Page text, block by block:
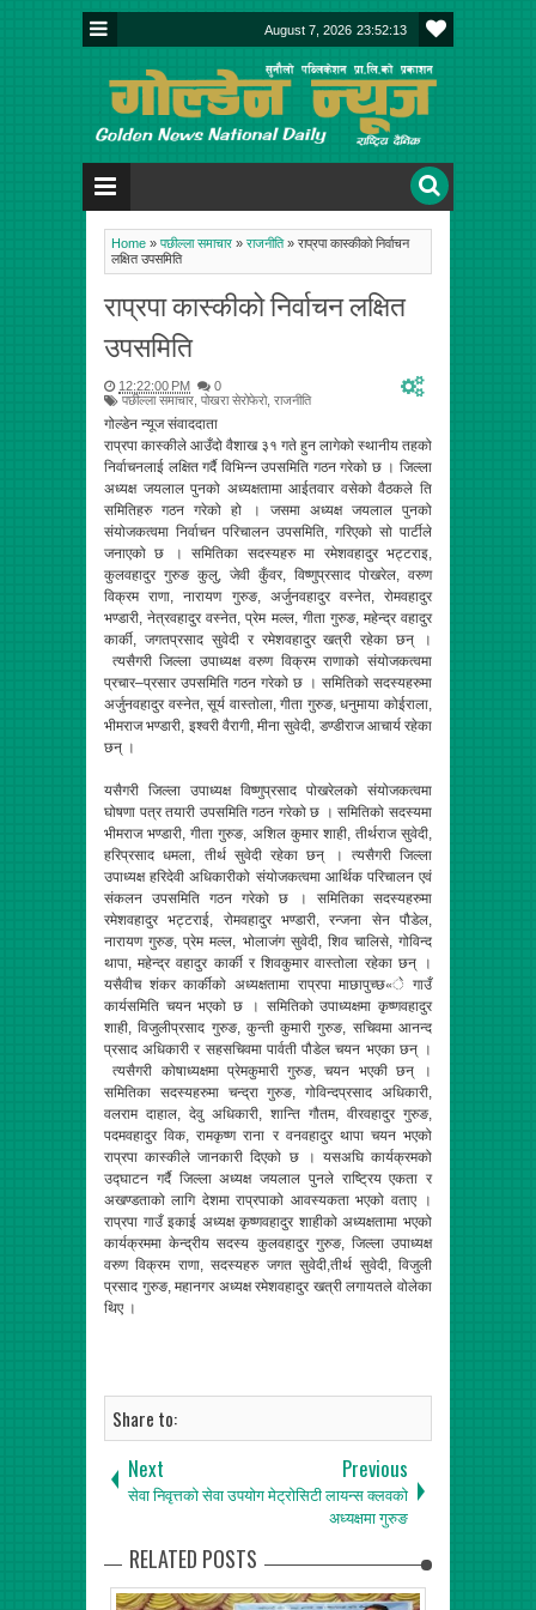
August 7, 2026 23:52:13
Home » पछील्ला समाचार » राजनीति » राप्रपा कास्कीको निर्वाचन
लक्षित उपसमिति
राप्रपा कास्कीको निर्वाचन लक्षित
उपसमिति
12:22:00 PM
0
पछील्ला समाचार पोखरा सेरोफेरो, राजनीति
गोल्डेन न्यूज संवाददाता
राप्रपा कास्कीले आउँदो वैशाख ३१ गते हुन लागेको स्थानीय तहको
निर्वाचनलाई लक्षित गर्दै विभिन्न उपसमिति गठन गरेको छ । जिल्ला
अध्यक्ष जयलाल पुनको अध्यक्षतामा आईतवार वसेको वैठकले ति
समितिहरु गठन गरेको हो । जसमा अध्यक्ष जयलाल पुनको
संयोजकत्वमा निर्वाचन परिचालन उपसमिति, गरिएको सो पार्टीले
जनाएको छ । समितिका सदस्यहरु मा रमेशवहादुर भट्टराइ,
कुलवहादुर गुरुङ कुलु, जेवी कुँवर, विष्णुप्रसाद पोखरेल, वरुण
विक्रम राणा, नारायण गुरुङ, अर्जुनवहादुर वस्नेत, रोमवहादुर
भण्डारी, नेत्रवहादुर वस्नेत, प्रेम मल्ल, गीता गुरुङ, महेन्द्र वहादुर
कार्की, जगतप्रसाद सुवेदी र रमेशवहादुर खत्री रहेका छन् ।
त्यसैगरी जिल्ला उपाध्यक्ष वरुण विक्रम राणाको संयोजकत्वमा
प्रचार–प्रसार उपसमिति गठन गरेको छ । समितिको सदस्यहरुमा
अर्जुनवहादुर वस्नेत, सूर्य वास्तोला, गीता गुरुङ, धनुमाया कोईराला,
भीमराज भण्डारी, इश्वरी वैरागी, मीना सुवेदी, डण्डीराज आचार्य रहेका
छन् ।
यसैगरी जिल्ला उपाध्यक्ष विष्णुप्रसाद पोखरेलको संयोजकत्वमा
घोषणा पत्र तयारी उपसमिति गठन गरेको छ । समितिको सदस्यमा
भीमराज भण्डारी, गीता गुरुङ, अशिल कुमार शाही, तीर्थराज सुवेदी,
हरिप्रसाद धमला, तीर्थ सुवेदी रहेका छन् । त्यसैगरी जिल्ला
उपाध्यक्ष हरिदेवी अधिकारीको संयोजकत्वमा आर्थिक परिचालन एवं
संकलन उपसमिति गठन गरेको छ । समितिका सदस्यहरुमा
रमेशवहादुर भट्टराई, रोमवहादुर भण्डारी, रन्जना सेन पौडेल,
नारायण गुरुङ, प्रेम मल्ल, भोलाजंग सुवेदी, शिव चालिसे, गोविन्द
थापा, महेन्द्र वहादुर कार्की र शिवकुमार वास्तोला रहेका छन् ।
यसैवीच शंकर कार्कीको अध्यक्षतामा राप्रपा माछापुच्छ«े गाउँ
कार्यसमिति चयन भएको छ । समितिको उपाध्यक्षमा कृष्णवहादुर
शाही, विजुलीप्रसाद गुरुङ, कुन्ती कुमारी गुरुङ, सचिवमा आनन्द
प्रसाद अधिकारी र सहसचिवमा पार्वती पौडेल चयन भएका छन् ।
त्यसैगरी कोषाध्यक्षमा प्रेमकुमारी गुरुङ, चयन भएकी छन् ।
समितिका सदस्यहरुमा चन्द्रा गुरुङ, गोविन्दप्रसाद अधिकारी,
वलराम दाहाल, देवु अधिकारी, शान्ति गौतम, वीरवहादुर गुरुङ,
पदमवहादुर विक, रामकृष्ण राना र वनवहादुर थापा चयन भएको
राप्रपा कास्कीले जानकारी दिएको छ । यसअघि कार्यक्रमको
उद्घाटन गर्दै जिल्ला अध्यक्ष जयलाल पुनले राष्ट्रिय एकता र
अखण्डताको लागि देशमा राप्रपाको आवस्यकता भएको वताए ।
राप्रपा गाउँ इकाई अध्यक्ष कृष्णवहादुर शाहीको अध्यक्षतामा भएको
कार्यक्रममा केन्द्रीय सदस्य कुलवहादुर गुरुङ, जिल्ला उपाध्यक्ष
वरुण विक्रम राणा, सदस्यहरु जगत सुवेदी,तीर्थ सुवेदी, विजुली
प्रसाद गुरुङ, महानगर अध्यक्ष रमेशवहादुर खत्री लगायतले वोलेका
थिए ।
Share to:
Next
सेवा निवृत्तको सेवा उपयोग
Previous
मेट्रोसिटी लायन्स क्लवको
अध्यक्षमा गुरुङ
RELATED POSTS